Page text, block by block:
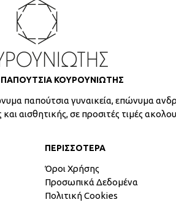
ΚΟΥΡΟΥΝΙΩΤΗΣ
παπούτσια γυναικεία, επώνυμα
αισθητικής, σε προσιτές τιμές
ΠΕΡΙΣΣΟΤΕΡΑ
Όροι Χρήσης
Προσωπικά Δεδομένα
Πολιτική Cookies